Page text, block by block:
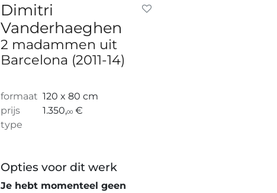
Dimitri
Vanderhaeghen
2 madammen uit
Barcelona (2011-14)
formaat 120 x 80 cm
prijs
1.350,00 €
type
Opties voor dit werk
Je hebt momenteel geen